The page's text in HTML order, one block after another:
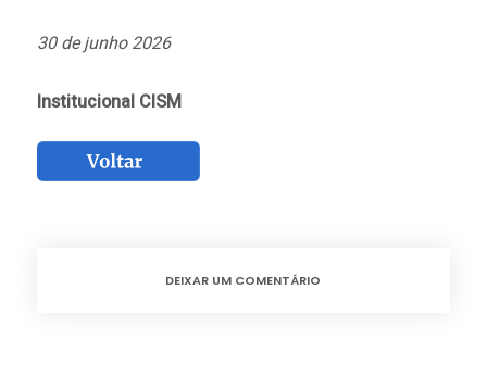
30 de junho 2026
Institucional CISM
DEIXAR UM COMENTÁRIO